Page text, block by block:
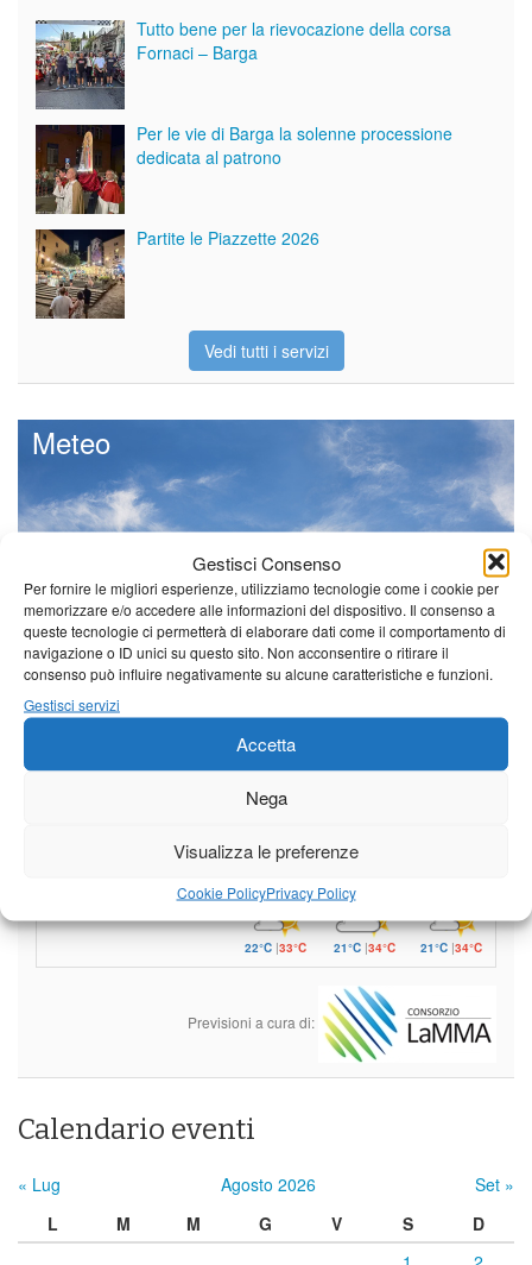
Gestisci Consenso
Per fornire le migliori esperienze, utilizziamo tecnologie come i cookie per
memorizzare e/o accedere alle informazioni del dispositivo. Il consenso a
queste tecnologie ci permetterà di elaborare dati come il comportamento di
navigazione o ID unici su questo sito. Non acconsentire o ritirare il
consenso può influire negativamente su alcune caratteristiche e funzioni.
Gestisci servizi
Accetta
Nega
Visualizza le preferenze
Cookie PolicyPrivacy Policy
Tutto bene per la rievocazione della corsa
Fornaci – Barga
Per le vie di Barga la solenne processione
dedicata al patrono
Partite le Piazzette 2026
Vedi tutti i servizi
Meteo
Il tempo di questo fine
settimana. temperature ancora
ben al di sopra dei valori
stagionali
Leggi tutto…
|
Castelnuovo Garfagnana
22°C|33°C 21°C|34°C 21°C |34°C
Previsioni a cura di:
Calendario eventi
« Lug Agosto 2026
Set »
L
M M G V S
D